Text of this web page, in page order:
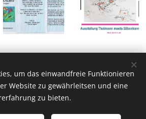
um das einwandfreie Funktionieren
Website zu gewährleitsen und eine
zu bieten.